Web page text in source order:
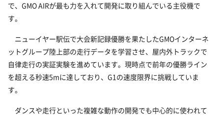
で、GMO AIRが最も力を入れて開発に取り組んでいる主役機で
す。
ニューイヤー駅伝で大会新記録優勝を果たしたGMOインターネ
ットグループ陸上部の走行データを学習させ、屋内外トラックで
自律走行の実証実験を進めています。現時点で前年の優勝ライン
を超える秒速5mに達しており、G1の速度限界に挑戦していま
す。
ダンスや走行といった複雑な動作の開発でも中心的に使われて